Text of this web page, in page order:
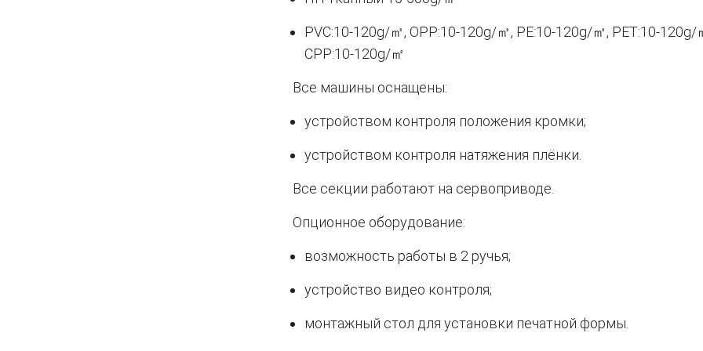
PVC:10-120g/㎡, OPP:10-120g/㎡, PE:10-120g/㎡, PET:10-120g/
CPP:10-120g/㎡
Все машины оснащены:
устройством контроля положения кромки;
устройством контроля натяжения плёнки.
Все секции работают на сервоприводе.
Опционное оборудование:
возможность работы в 2 ручья;
устройство видео контроля;
монтажный стол для установки печатной формы.